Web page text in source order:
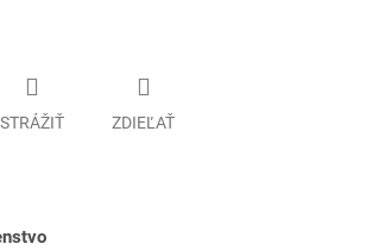
STRÁŽIŤ ZDIEĽAŤ